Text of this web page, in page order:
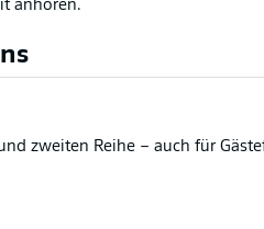
anhören.
zweiten Reihe – auch für